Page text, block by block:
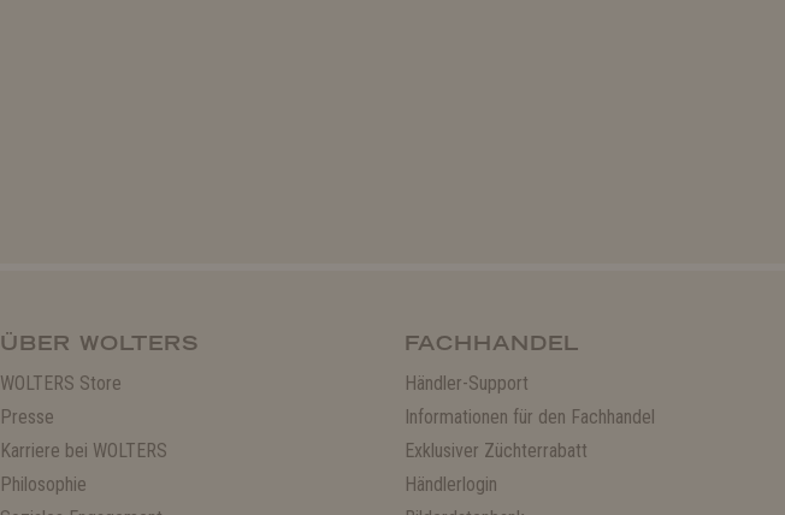
ÜBER WOLTERS
WOLTERS Store
Presse
Karriere bei WOLTERS
Philosophie
FACHHANDEL
Händler-Support
Informationen für den Fachhandel
Exklusiver Züchterrabatt
Händlerlogin